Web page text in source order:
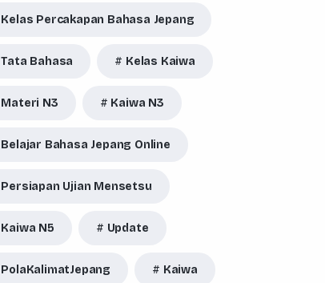
Kelas Percakapan Bahasa Jepang
Tata Bahasa Kelas Kaiwa
Materi N3 Kaiwa N3
Belajar Bahasa Jepang Online
Persiapan Ujian Mensetsu
Kaiwa N5 Update
PolaKalimatJepang Kaiwa